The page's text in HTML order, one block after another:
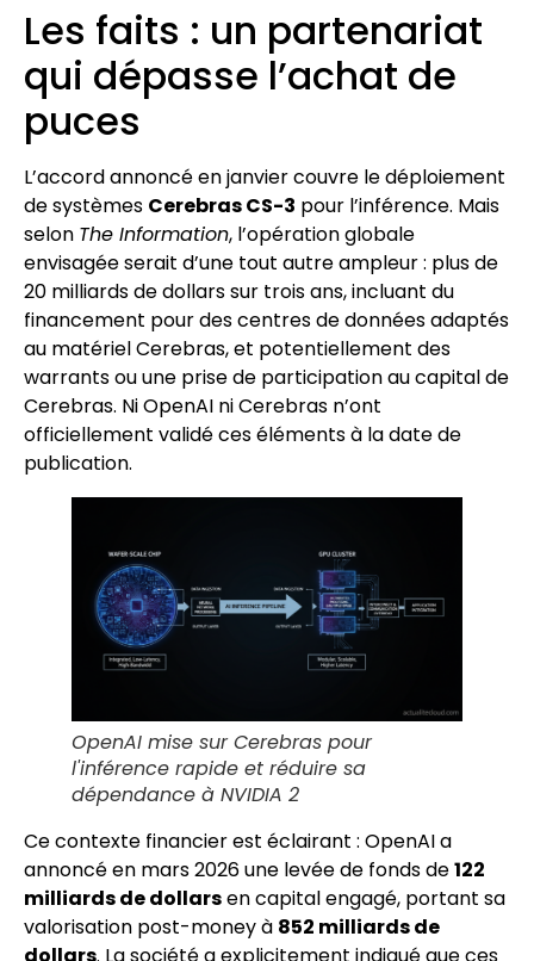
Les faits : un partenariat
qui dépasse l’achat de
puces
L’accord annoncé en janvier couvre le déploiement
de systèmes Cerebras CS-3 pour l’inférence. Mais
selon The Information, l’opération globale
envisagée serait d’une tout autre ampleur : plus de
20 milliards de dollars sur trois ans, incluant du
financement pour des centres de données adaptés
au matériel Cerebras, et potentiellement des
warrants ou une prise de participation au capital de
Cerebras. Ni OpenAI ni Cerebras n’ont
officiellement validé ces éléments à la date de
publication.
OpenAI mise sur Cerebras pour
l'inférence rapide et réduire sa
dépendance à NVIDIA 2
Ce contexte financier est éclairant : OpenAI a
annoncé en mars 2026 une levée de fonds de122
milliards de dollarsen capital engagé, portant sa
valorisation post-money à 852 milliards de
dollars. La société a explicitement indiqué que ces